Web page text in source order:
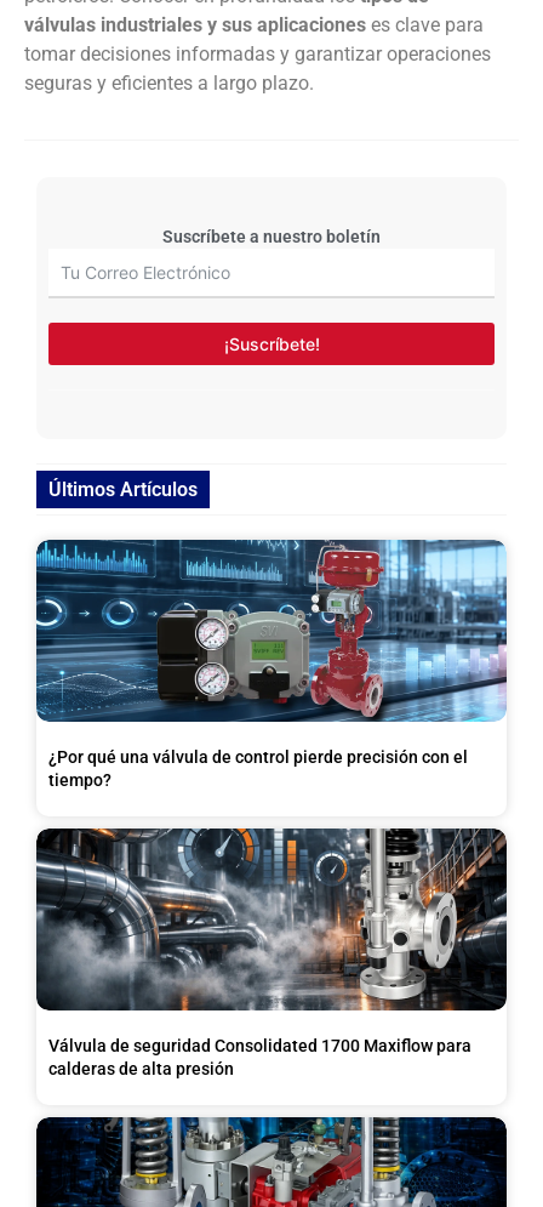
válvulas industriales y sus aplicaciones es clave para
tomar decisiones informadas y garantizar operaciones
seguras y eficientes a largo plazo.
Suscríbete a nuestro boletín
¡Suscríbete!
Últimos Artículos
¿Por qué una válvula de control pierde precisión con el
tiempo?
Válvula de seguridad Consolidated 1700 Maxiflow para
calderas de alta presión